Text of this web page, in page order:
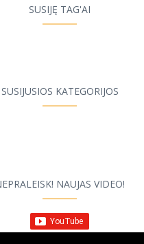
SUSIJĘ TAG'AI
SUSIJUSIOS KATEGORIJOS
NAUJAS VIDEO!